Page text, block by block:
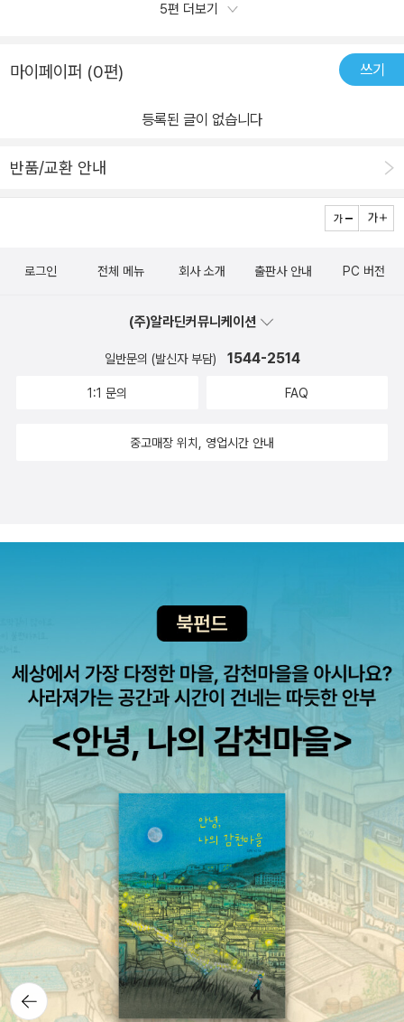
오 또한 부상등으로 몸이 회복이 되지 않는다. 게다가 낯선 사람들이
서서히 밝혀지는 세아이의 출생의 비밀, 그리고 지구에서 살아 갈 수
없는 레오의 선택이 이소설의 반전을 가져온다. 이 소설을 소개하면
서 'SF스릴러'물이라고 소개했는데 스릴러물은 아닌것 같고.. 그래도
금함을 더해준다. 청소년 소설로 분류되었는데 세아이가 주인공인점
않을것 같다. 우리들은 항상 우주에 대한 동경과 우주여행에 대한 꿈
있는 누군가는 지구에 대한 동경을 하고 있을지도 모른다. 이 소설은
의 이야기가 아닐까하는 생각을 해본다. 부디 레오가 그의 진짜 고향
자: 닉 레이크출판사: 미래인출판일: 2018년 4월 30일 초판 1쇄
그들은 끊임없이 검사를 받으면서 격리된 생활을 하게 된다. 그들을
보호한다는 것을 명목으로 모든 것들로부터 격리된다. 사람과의 접촉
있었다. 그렇게 다시 영원히 갇혀 있는 것 같은 생활이... 몇 달 후 각
활과 적응해가며 행복한 삶이 주어질 것 같았지만, 이 아이들에겐 엄
청난 비밀이 숨겨져 있었다. 초반부터 묘한 긴장감과 갑자기 사라지
는 사람들 탓에 궁금증과 뭔가 있음을 느낄 수 있었다. 책은 제법 두툼
기 때문에 가슴 졸이며, 궁금해 하면서 무척 가독성 좋게 읽혀 나간다.
는 내내 먹먹해지거나 그의 고통과 생각들이 가슴 아파 올 때도, 응원
을 보내고 싶은 마음이 들기도 했다. 이 책은 청소년 문학으로 분류
은 아니지만, 어렵지 않게 쓰여 있기에 책을 읽는 동안 힘들지 않았고,
지는 사건들이나)을 생각해 보게 되었고, 관계에 관해서 생각해 볼 수
있었던 시간이라 아이, 어른 할 것 없이 읽으면 좋을 것 같았다. “아
냐. 나도 그래. 난 달을 보면 그래. 달이 지구 둘레를 도는 걸 보면.”...
(중략)...“그걸 보면, 사랑이란 게 그런 게 아닐까 싶어. 항상 곁에 있
는 거. 무슨 일이 있어도, 둘이 맞물려서 같은 궤도를 도는 거.”(p.17
2) 한국에서의 제목 < 스페이스 보이 >로도 나쁘지 않았지만, 원제
인 < SATELLITE >(위성)이라는 제목이 그대로 쓰여도 좋았겠다는
생각이 든다.
5편 더보기
마이페이퍼 (0편) 쓰기
등록된 글이 없습니다
반품/교환 안내
뒤로가
기
로그인 전체 메뉴 회사 소개 출판사 안내 PC 버전
(주)알라딘커뮤니케이션
일반문의 (발신자 부담) 1544-2514
1:1 문의 FAQ
중고매장 위치, 영업시간 안내